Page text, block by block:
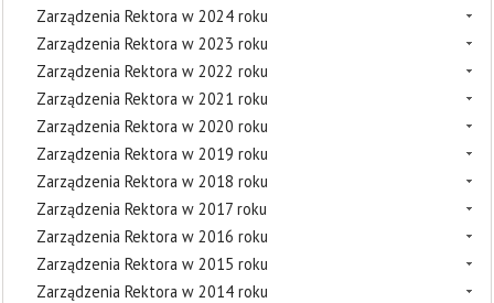
Zarządzenia Rektora w 2024 roku
Zarządzenia Rektora w 2023 roku
Zarządzenia Rektora w 2022 roku
Zarządzenia Rektora w 2021 roku
Zarządzenia Rektora w 2020 roku
Zarządzenia Rektora w 2019 roku
Zarządzenia Rektora w 2018 roku
Zarządzenia Rektora w 2017 roku
Zarządzenia Rektora w 2016 roku
Zarządzenia Rektora w 2015 roku
Zarządzenia Rektora w 2014 roku